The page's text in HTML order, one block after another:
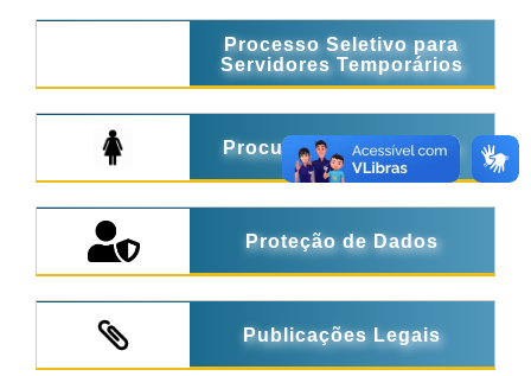
Processo Seletivo para
Servidores Temporários
Procuradoria da Mulher
Proteção de Dados
Publicações Legais